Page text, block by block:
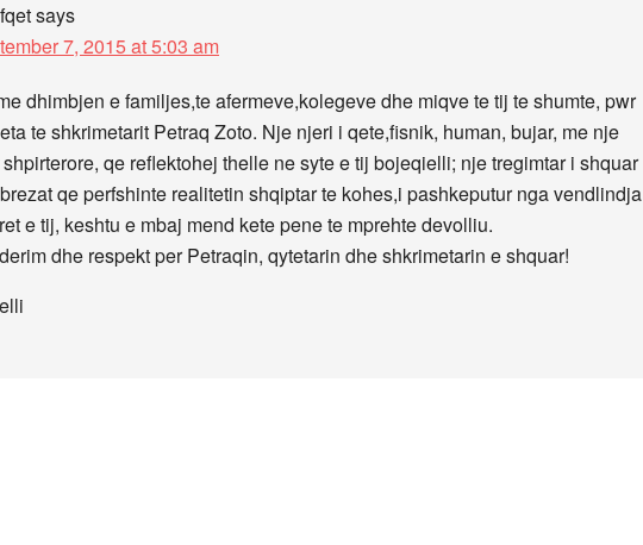
says
7, 2015 at 5:03 am
dhimbjen e familjes,te afermeve,kolegeve dhe miqve te tij te shumte, pwr
te shkrimetarit Petraq Zoto. Nje njeri i qete,fisnik, human, bujar, me nje
qe reflektohej thelle ne syte e tij bojeqielli; nje tregimtar i shquar
qe perfshinte realitetin shqiptar te kohes,i pashkeputur nga vendlindja
e tij, keshtu e mbaj mend kete pene te mprehte devolliu.
dhe respekt per Petraqin, qytetarin dhe shkrimetarin e shquar!